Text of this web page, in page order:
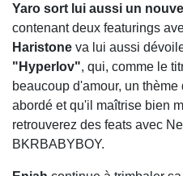
Yaro sort lui aussi un
contenant deux featurings
Haristone va lui aussi
"Hyperlov", qui, comme le
beaucoup d'amour, un
abordé et qu'il maîtrise bien
retrouverez des feats avec
BKRBABYBOY.